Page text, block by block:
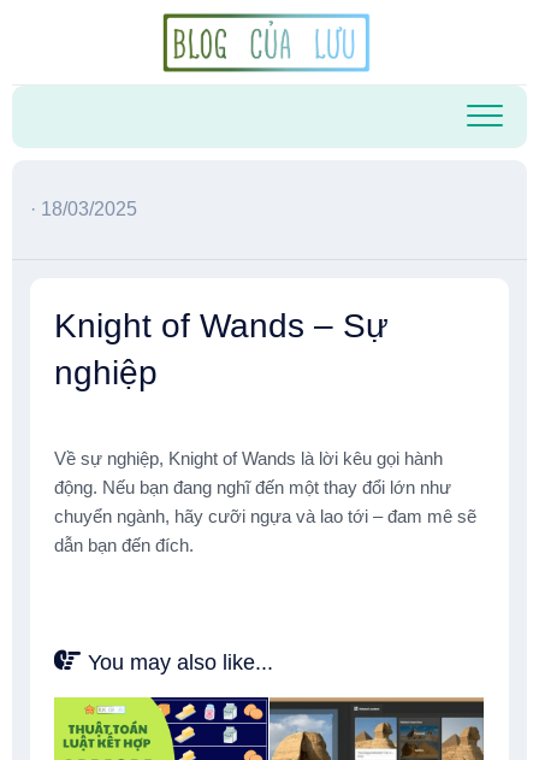
· 18/03/2025
Knight of Wands – Sự
nghiệp
Về sự nghiệp, Knight of Wands là lời kêu gọi hành
động. Nếu bạn đang nghĩ đến một thay đổi lớn như
chuyển ngành, hãy cưỡi ngựa và lao tới – đam mê sẽ
dẫn bạn đến đích.
You may also like...